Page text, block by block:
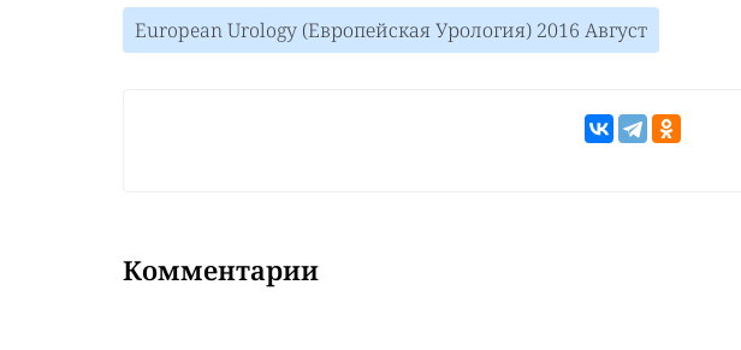
European Urology (Европейская Урология) 2016 Август
Комментарии